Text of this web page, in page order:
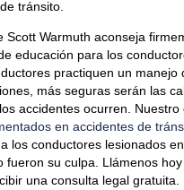
tránsito.
Scott Warmuth aconseja
educación para los
practiquen un manejo
más seguras serán las
accidentes ocurren. Nuestro
en accidentes de
los conductores lesionados en
fueron su culpa. Llámenos
una consulta legal gratuita.